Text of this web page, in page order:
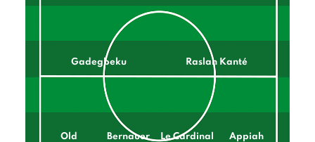
Gadegbeku Raslan Kanté
Old Bernauer Le Cardinal Appiah